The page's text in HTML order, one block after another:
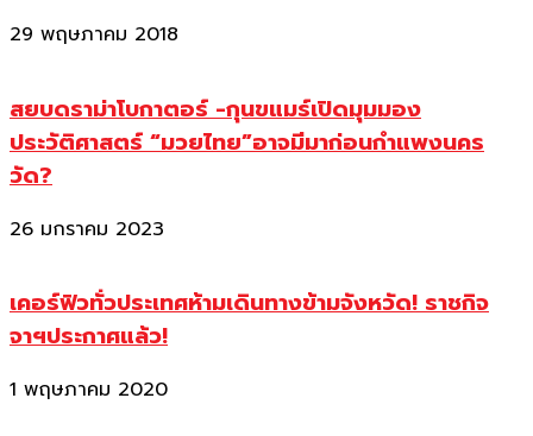
29 พฤษภาคม 2018
สยบดราม่าโบกาตอร์ -กุนขแมร์เปิดมุมมอง
ประวัติศาสตร์ “มวยไทย”อาจมีมาก่อนกำแพงนคร
วัด?
26 มกราคม 2023
เคอร์ฟิวทั่วประเทศห้ามเดินทางข้ามจังหวัด! ราชกิจ
จาฯประกาศแล้ว!
1 พฤษภาคม 2020